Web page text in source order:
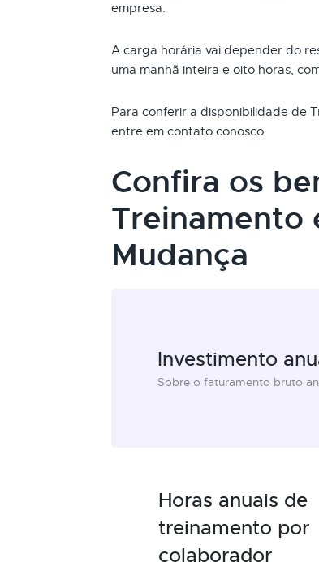
empresa.
A carga horária vai depender do
uma manhã inteira e oito horas,
Para conferir a disponibilidade de
entre em contato conosco.
Confira os
Treinamento
Mudança
Investimento
Sobre o faturamento bruto
Horas anuais de
treinamento por
colaborador